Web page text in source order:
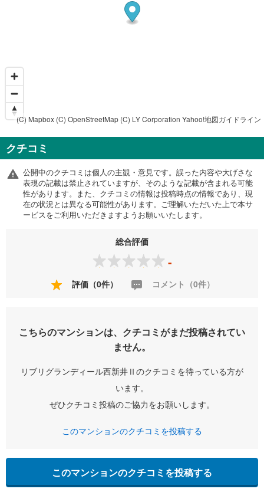
(C) Mapbox (C) OpenStreetMap (C) LY Corporation Yahoo!地図ガイドライン
クチコミ
公開中のクチコミは個人の主観・意見です。誤った内容や大げさな
表現の記載は禁止されていますが、そのような記載が含まれる可能
性があります。また、クチコミの情報は投稿時点の情報であり、現
在の状況とは異なる可能性があります。ご理解いただいた上で本サ
ービスをご利用いただきますようお願いいたします。
総合評価
-
評価（0件） コメント（0件）
こちらのマンションは、クチコミがまだ投稿されてい
ません。
リブリグランディール西新井Ⅱのクチコミを待っている方が
います。
ぜひクチコミ投稿のご協力をお願いします。
このマンションのクチコミを投稿する
このマンションのクチコミを投稿する